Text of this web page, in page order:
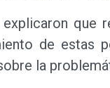
que
de estas
la